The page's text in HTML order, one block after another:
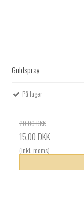
Guldspray
På lager
20,00 DKK
15,00 DKK
(inkl. moms)